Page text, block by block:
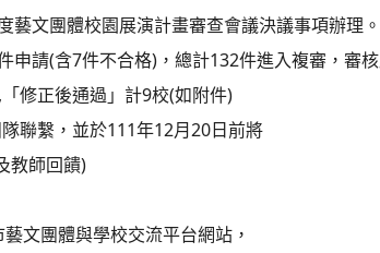
藝文團體校園展演計畫審查會議決議事項辦理。
申請(含7件不合格)，總計132件進入複審，審
修正後通過」計9校(如附件)
聯繫，並於111年12月20日前將
教師回饋)
文團體與學校交流平台網站，